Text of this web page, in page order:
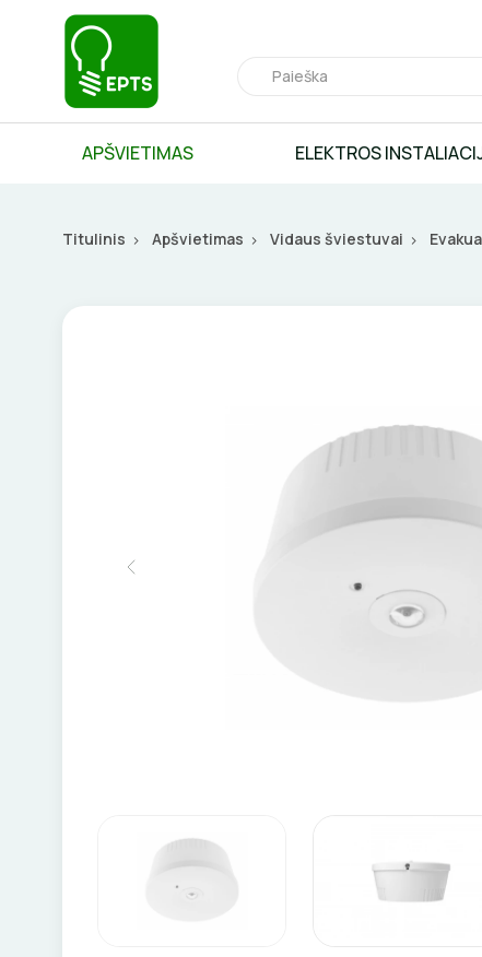
APŠVIETIMAS ELEKTROS
Titulinis Apšvietimas Vidaus šviestuvai